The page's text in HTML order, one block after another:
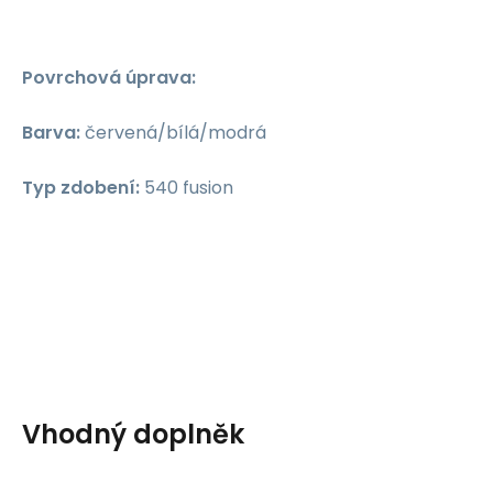
Povrchová úprava:
Barva:červená/bílá/modrá
Typ zdobení: 540 fusion
Vhodný doplněk